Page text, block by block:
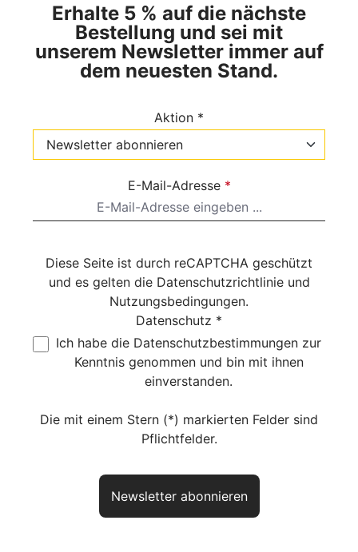
Erhalte 5 % auf die nächste
Bestellung und sei mit
unserem Newsletter immer auf
dem neuesten Stand.
Aktion *
E-Mail-Adresse *
Diese Seite ist durch reCAPTCHA geschützt
und es gelten die Datenschutzrichtlinieund
Nutzungsbedingungen.
Datenschutz *
Ich habe die Datenschutzbestimmungen zur
Kenntnis genommen und bin mit ihnen
einverstanden.
Die mit einem Stern (*) markierten Felder sind
Pflichtfelder.
Newsletter abonnieren